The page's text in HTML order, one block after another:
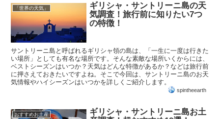
「世界の天気」
ギリシャ・サントリーニ島の天
気調査！旅行前に知りたい7つ
の特徴！
サントリーニ島と呼ばれるギリシャ領の島は、「一生に一度は行きた
い場所」としても有名な場所です。そんな素敵な場所いくからには、
ベストシーズンはいつか？天気はどんな特徴があるか？などは旅行前
に押さえておきたいですよね。そこで今回は、サントリーニ島のお天
気情報やハイシーズンはいつかを詳しくご紹介します。
spintheearth
おすすめお土産
ギリシャ・サントリーニ島お土